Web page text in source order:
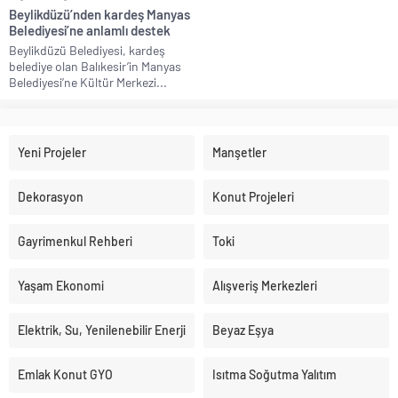
Beylikdüzü’nden kardeş Manyas
Belediyesi’ne anlamlı destek
Beylikdüzü Belediyesi, kardeş
belediye olan Balıkesir’in Manyas
Belediyesi’ne Kültür Merkezi...
Yeni Projeler Manşetler
Dekorasyon Konut Projeleri
Gayrimenkul Rehberi Toki
Yaşam Ekonomi Alışveriş Merkezleri
Elektrik, Su, Yenilenebilir Enerji Beyaz Eşya
Emlak Konut GYO Isıtma Soğutma Yalıtım